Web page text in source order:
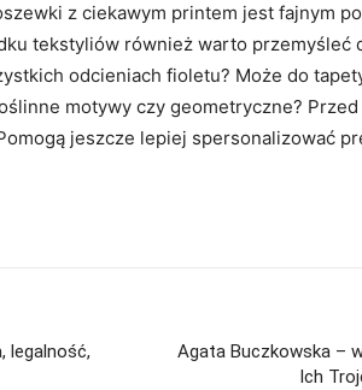
z ciekawym printem jest fajnym
tekstyliów również warto przemyśleć
odcieniach fioletu? Może do
motywy czy geometryczne?
jeszcze lepiej spersonalizować
legalność,
Agata Buczkowska –
Ich